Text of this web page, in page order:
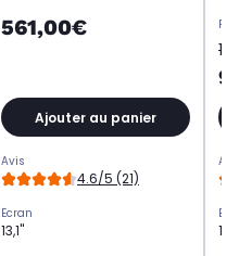
561,00€
Ajouter au panier
Avis
4.6/5 (21)
Ecran
13,1"